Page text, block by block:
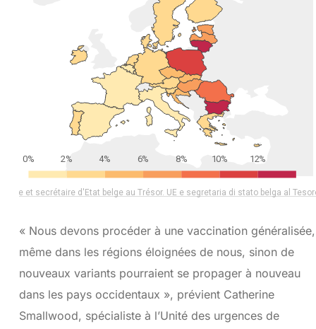
« Nous devons procéder à une vaccination généralisée,
même dans les régions éloignées de nous, sinon de
nouveaux variants pourraient se propager à nouveau
dans les pays occidentaux », prévient Catherine
Smallwood, spécialiste à l’Unité des urgences de